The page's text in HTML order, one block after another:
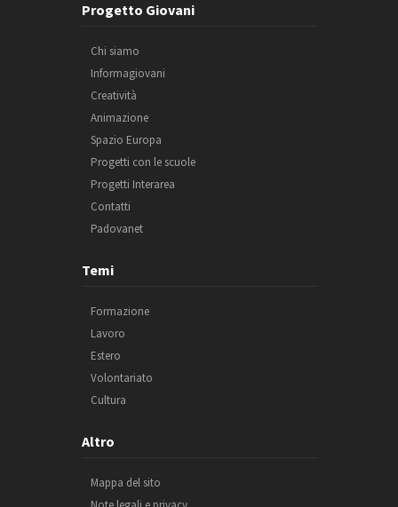
Progetto Giovani
Chi siamo
Informagiovani
Creatività
Animazione
Spazio Europa
Progetti con le scuole
Progetti Interarea
Contatti
Padovanet
Temi
Formazione
Lavoro
Estero
Volontariato
Cultura
Altro
Mappa del sito